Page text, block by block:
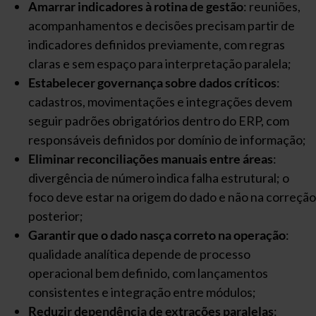
Amarrar indicadores à rotina de gestão: reuniões,
acompanhamentos e decisões precisam partir de
indicadores definidos previamente, com regras
claras e sem espaço para interpretação paralela;
Estabelecer governança sobre dados críticos:
cadastros, movimentações e integrações devem
seguir padrões obrigatórios dentro do ERP, com
responsáveis definidos por domínio de informação;
Eliminar reconciliações manuais entre áreas:
divergência de número indica falha estrutural; o
foco deve estar na origem do dado e não na correção
posterior;
Garantir que o dado nasça correto na operação:
qualidade analítica depende de processo
operacional bem definido, com lançamentos
consistentes e integração entre módulos;
Reduzir dependência de extrações paralelas: